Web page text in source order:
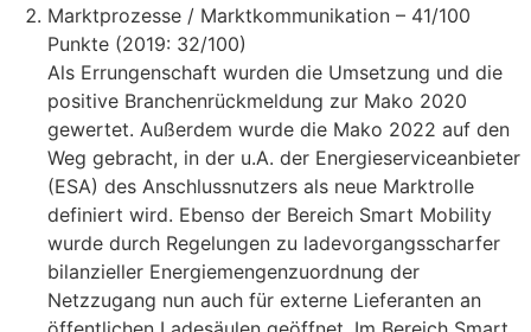
Marktprozesse / Marktkommunikation – 41/100
Punkte (2019: 32/100)
Als Errungenschaft wurden die Umsetzung und die
positive Branchenrückmeldung zur Mako 2020
gewertet. Außerdem wurde die Mako 2022 auf den
Weg gebracht, in der u.A. der Energieserviceanbieter
(ESA) des Anschlussnutzers als neue Marktrolle
definiert wird. Ebenso der Bereich Smart Mobility
wurde durch Regelungen zu ladevorgangsscharfer
bilanzieller Energiemengenzuordnung der
Netzzugang nun auch für externe Lieferanten an